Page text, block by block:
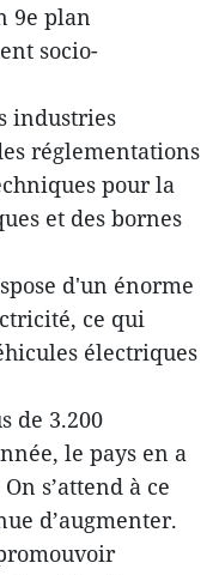
9e plan
socio-
industries
réglementations
pour la
et des bornes
d'un énorme
ce qui
électriques
de 3.200
le pays en a
s’attend à ce
d’augmenter.